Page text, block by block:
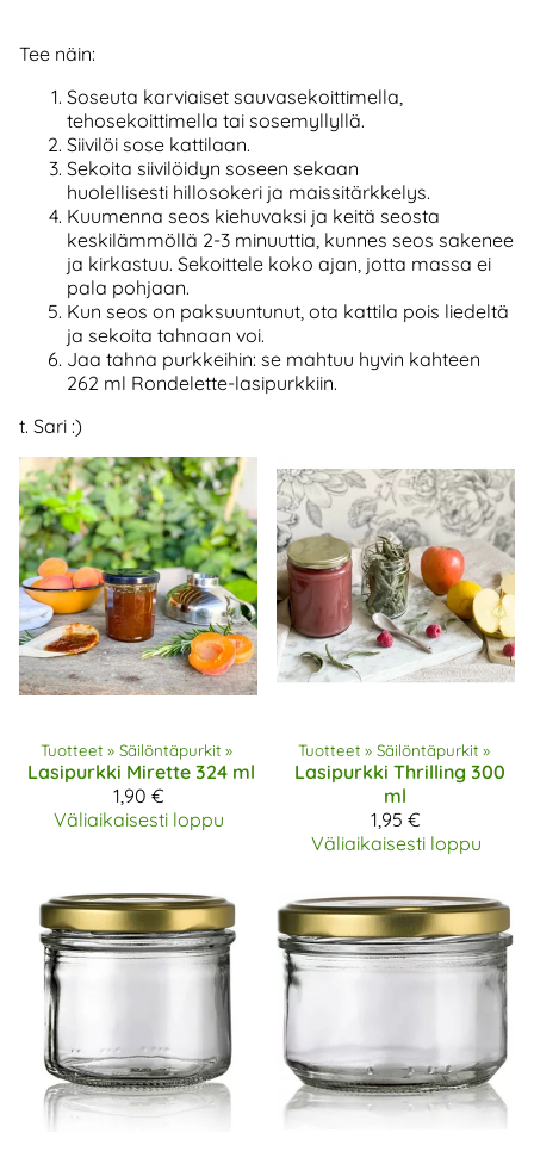
Tee näin:
Soseuta karviaiset sauvasekoittimella,
tehosekoittimella tai sosemyllyllä.
Siivilöi sose kattilaan.
Sekoita siivilöidyn soseen sekaan
huolellisesti hillosokeri ja maissitärkkelys.
Kuumenna seos kiehuvaksi ja keitä seosta
keskilämmöllä 2-3 minuuttia, kunnes seos sakenee
ja kirkastuu. Sekoittele koko ajan, jotta massa ei
pala pohjaan.
Kun seos on paksuuntunut, ota kattila pois liedeltä
ja sekoita tahnaan voi.
Jaa tahna purkkeihin: se mahtuu hyvin kahteen
262 ml Rondelette-lasipurkkiin.
t. Sari :)
Tuotteet ‪» Säilöntäpurkit ‪»
Lasipurkki Mirette 324 ml
1,90 €
Väliaikaisesti loppu
Tuotteet ‪» Säilöntäpurkit ‪»
Lasipurkki Thrilling 300
ml
1,95 €
Väliaikaisesti loppu